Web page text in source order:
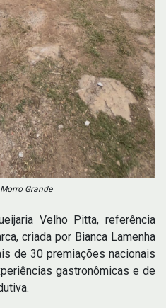
Grande
Velho Pitta, referência
criada por Bianca Lamenha
de 30 premiações nacionais
gastronômicas e de